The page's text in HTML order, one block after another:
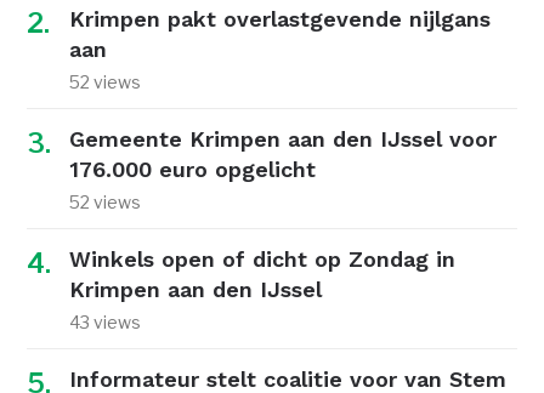
Krimpen pakt overlastgevende nijlgans
aan
52 views
Gemeente Krimpen aan den IJssel voor
176.000 euro opgelicht
52 views
Winkels open of dicht op Zondag in
Krimpen aan den IJssel
43 views
Informateur stelt coalitie voor van Stem